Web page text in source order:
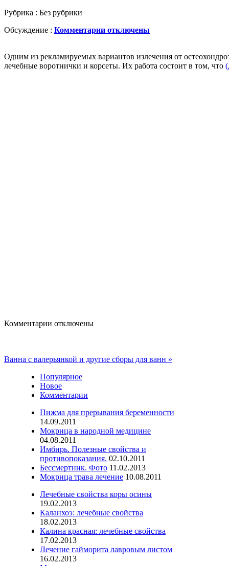
Рубрика : Без рубрики
Обсуждение : Комментарии отключены
Одним из рекламируемых вариантов излечения от
лечебные воротнички и корсеты. Их работа состоит в том, что
Комментарии отключены
Ванна с валерьянкой и другие сборы для ванн »
Популярное
Новое
Комментарии
Пижма для прерывания беременности
14.09.2011
Мокрица в народной медицине
04.08.2011
Имбирь. Полезные свойства и
противопоказания. 02.10.2011
Бессмертник. Фото 11.02.2013
Мокрица трава лечение 10.08.2011
Лечебные свойства коры осины
19.02.2013
Каланхоэ: лечебные свойства
18.02.2013
Калина красная: лечебные свойства
17.02.2013
Лечение гайморита лавровым листом
16.02.2013